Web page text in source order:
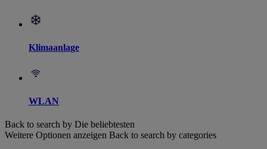
Klimaanlage
WLAN
Back to search by Die beliebtesten
Weitere Optionen anzeigen Back to search by categories